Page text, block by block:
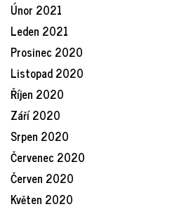
Únor 2021
Leden 2021
Prosinec 2020
Listopad 2020
Říjen 2020
Září 2020
Srpen 2020
Červenec 2020
Červen 2020
Květen 2020